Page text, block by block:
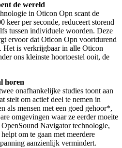
de wereld
in Oticon Opn scant de
keer per seconde, reduceert storend
tussen individuele woorden. Deze
ervoor dat Oticon Opn voortdurend
Het is verkrijgbaar in alle Oticon
ons kleinste hoortoestel ooit, de
horen
onafhankelijke studies toont aan
stelt om actief deel te nemen in
als mensen met een goed gehoor*,
omgevingen waar ze eerder moeite
Navigator technologie,
om te gaan met meerdere
aanzienlijk vermindert.